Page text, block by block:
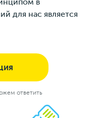
в
для нас является
ответить